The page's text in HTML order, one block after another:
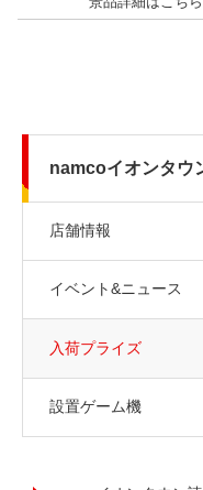
namcoイオンタウ
店舗情報
イベント&ニュース
入荷プライズ
設置ゲーム機